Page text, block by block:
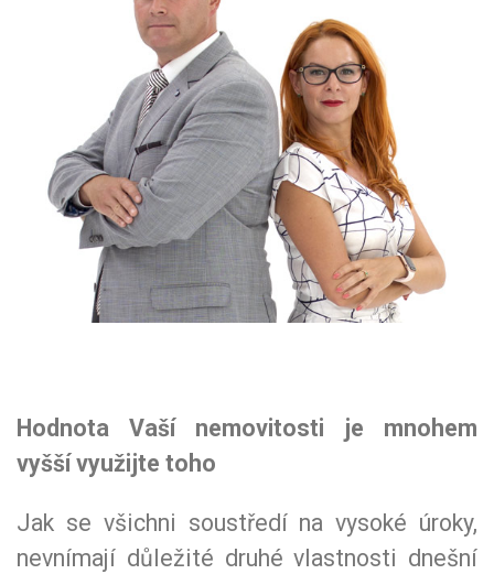
Hodnota Vaší nemovitosti je mnohem
vyšší využijte toho
Jak se všichni soustředí na vysoké úroky,
nevnímají důležité druhé vlastnosti dnešní